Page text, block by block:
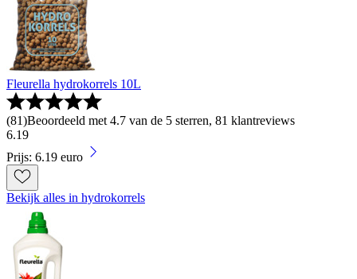
Fleurella hydrokorrels 10L
(81)Beoordeeld met 4.7 van de 5 sterren, 81 klantreviews
6.19
Prijs: 6.19 euro
Bekijk alles in hydrokorrels